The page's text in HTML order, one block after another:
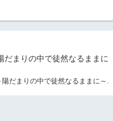
まりの中で徒然なるままに
だまりの中で徒然なるままに～.